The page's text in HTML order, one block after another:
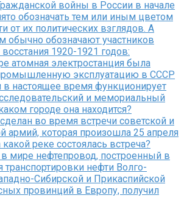
войны в России в начале
обозначать тем или иным цветом
от их политических взглядов. А
обычно обозначают участников
1920-1921 годов:
атомная электростанция была
эксплуатацию в СССР
в настоящее время функционирует
и мемориальный
городе она находится?
во время встречи советской и
армий, которая произошла 25 апреля
реке состоялась встреча?
мире нефтепровод, построенный в
транспортировки нефти Волго-
Сибирской и Прикаспийской
провинций в Европу, получил